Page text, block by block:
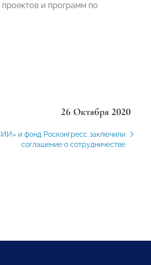
и программ по
26 Октября 2020
и фонд Росконгресс заключили
соглашение о сотрудничестве